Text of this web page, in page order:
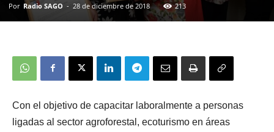
Por Radio SAGO - 28 de diciembre de 2018 213
Con el objetivo de capacitar laboralmente a personas
ligadas al sector agroforestal, ecoturismo en áreas